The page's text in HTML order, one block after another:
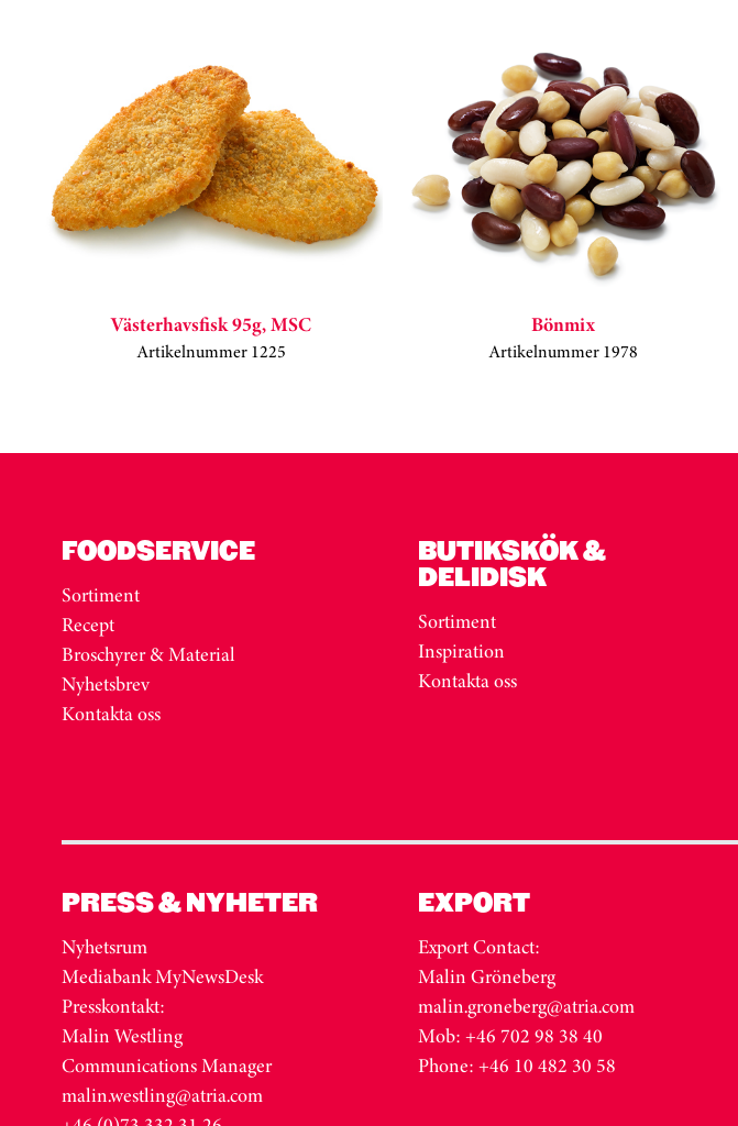
Västerhavsfisk 95g, MSC
Artikelnummer 1225
Bönmix
Artikelnummer 1978
FOODSERVICE
Sortiment
Recept
Broschyrer & Material
Nyhetsbrev
Kontakta oss
BUTIKSKÖK &
DELIDISK
Sortiment
Inspiration
Kontakta oss
PRESS & NYHETER
Nyhetsrum
Mediabank MyNewsDesk
Presskontakt:
Malin Westling
Communications Manager
malin.westling@atria.com
EXPORT
Export Contact:
Malin Gröneberg
malin.groneberg@atria.com
Mob: +46 702 98 38 40
Phone: +46 10 482 30 58